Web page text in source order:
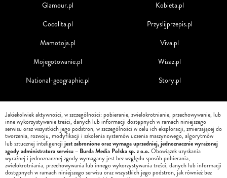
Glamour.pl
Cocolita.pl
Mamotoja.pl
Mojegotowanie.pl
National-geographic.pl
Kobieta.pl
Przyslijprzepis.pl
Viva.pl
Wizaz.pl
Story.pl
Jakiekolwiek aktywności, w szczególności: pobieranie, zwielokrotnianie, przechowywanie, lub
inne wykorzystywanie treści, danych lub informacji dostępnych w ramach niniejszego
serwisu oraz wszystkich jego podstron, w szczególności w celu ich eksploracji, zmierzającej do
tworzenia, rozwoju, modyfikacji i szkolenia systemów uczenia maszynowego, algorytmów
lub sztucznej inteligencji jest zabronione oraz wymaga uprzedniej, jednoznacznie wyrażonej
zgody administratora serwisu – Burda Media Polska sp. z o.o.Obowiązek uzyskania
wyraźnej i jednoznacznej zgody wymagany jest bez względu sposób pobierania,
zwielokrotniania, przechowywania lub innego wykorzystywania treści, danych lub informacji
dostępnych w ramach niniejszego serwisu oraz wszystkich jego podstron, jak również bez